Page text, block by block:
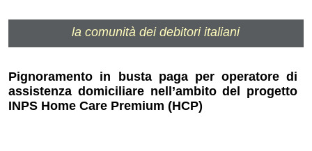
la comunità dei debitori italiani
Pignoramento in busta paga per operatore di
assistenza domiciliare nell’ambito del progetto
INPS Home Care Premium (HCP)